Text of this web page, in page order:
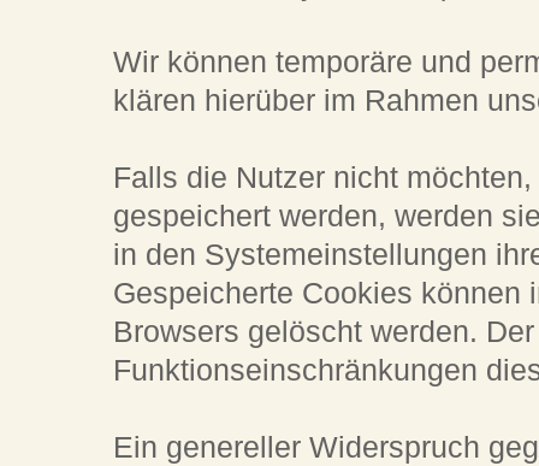
Wir können temporäre und
klären hierüber im Rahmen
Falls die Nutzer nicht
gespeichert werden, werden
in den Systemeinstellungen
Gespeicherte Cookies können
Browsers gelöscht werden.
Funktionseinschränkungen
Ein genereller Widerspruch